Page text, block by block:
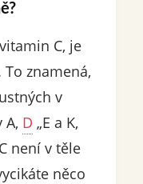
C, je
znamená,
v
D „E a K,
není v těle
něco